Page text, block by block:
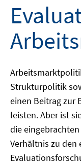
Strukturpolitik
einen Beitrag zur
leisten. Aber ist
die
Verhältnis zu den